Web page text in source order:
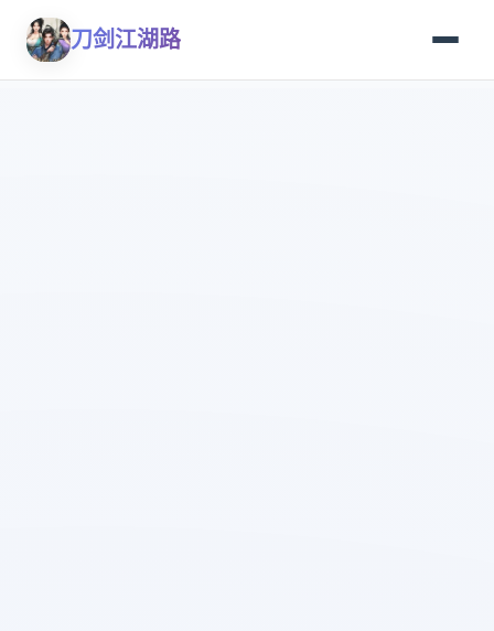
刀剑江湖路